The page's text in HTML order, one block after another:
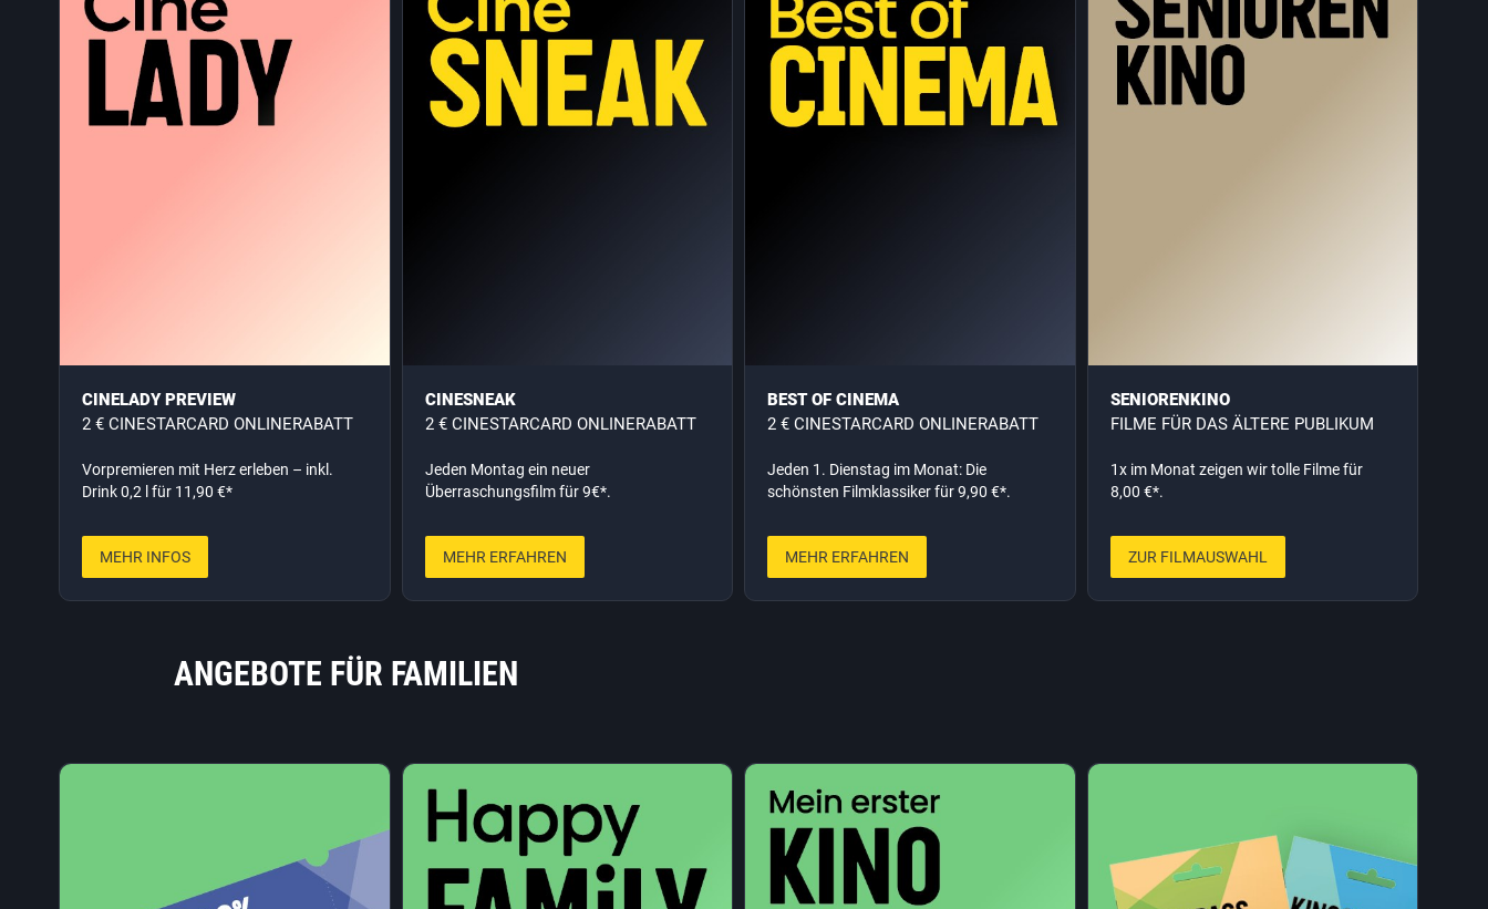
CINELADY PREVIEW
2 € CINESTARCARD ONLINERABATT
Vorpremieren mit Herz erleben – inkl.
Drink 0,2 l für 11,90 €*
MEHR INFOS
CINESNEAK
2 € CINESTARCARD ONLINERABATT
Jeden Montag ein neuer
Überraschungsfilm für 9€*.
MEHR ERFAHREN
BEST OF CINEMA
2 € CINESTARCARD ONLINERABATT
Jeden 1. Dienstag im Monat: Die
schönsten Filmklassiker für 9,90 €*.
MEHR ERFAHREN
SENIORENKINO
FILME FÜR DAS ÄLTERE PUBLIKUM
1x im Monat zeigen wir tolle Filme für
8,00 €*.
ZUR FILMAUSWAHL
ANGEBOTE FÜR FAMILIEN